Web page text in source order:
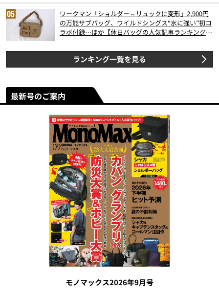
ワークマン「ショルダー⇔リュックに変形」2,900円
の万能サブバッグ、ワイルドシングス“水に強い”初コ
ラボ付録…ほか【休日バッグの人気記事ランキングベ
ランキング一覧を見る
最新号のご案内
モノマックス2026年9月号